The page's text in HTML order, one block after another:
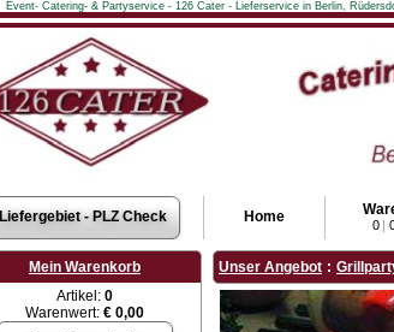
Event- Catering- & Partyservice - 126 Cater - Lieferservice in Berlin,
Liefergebiet - PLZ Check Home 0 |
Mein Warenkorb
Artikel: 0
Warenwert: € 0,00
Unser Angebot :